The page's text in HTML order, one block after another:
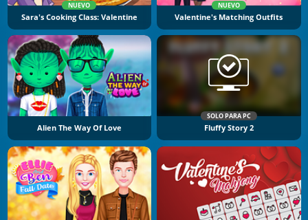
NUEVO
Sara's Cooking Class: Valentine
NUEVO
Valentine's Matching Outfits
Alien The Way Of Love
SOLO PARA PC
Fluffy Story 2